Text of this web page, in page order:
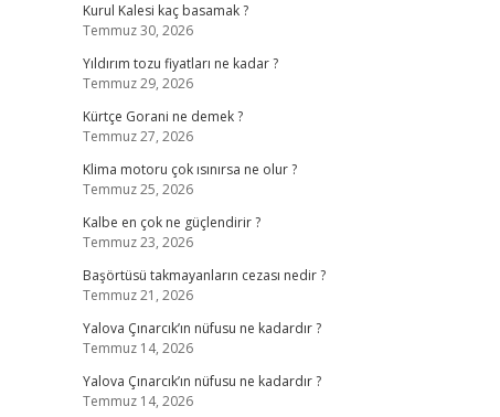
Kurul Kalesi kaç basamak ?
Temmuz 30, 2026
Yıldırım tozu fiyatları ne kadar ?
Temmuz 29, 2026
Kürtçe Gorani ne demek ?
Temmuz 27, 2026
Klima motoru çok ısınırsa ne olur ?
Temmuz 25, 2026
Kalbe en çok ne güçlendirir ?
Temmuz 23, 2026
Başörtüsü takmayanların cezası nedir ?
Temmuz 21, 2026
Yalova Çınarcık’ın nüfusu ne kadardır ?
Temmuz 14, 2026
Yalova Çınarcık’ın nüfusu ne kadardır ?
Temmuz 14, 2026